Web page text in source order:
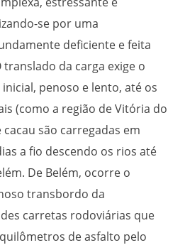
se por uma
deficiente e feita
translado da carga exige o
penoso e lento, até os
(como a região de Vitória do
cacau são carregadas em
a fio descendo os rios até
De Belém, ocorre o
transbordo da
carretas rodoviárias que
de asfalto pelo